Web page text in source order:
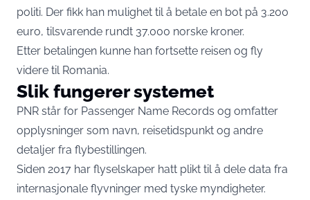
politi. Der fikk han mulighet til å betale en bot på 3.200
euro, tilsvarende rundt 37.000 norske kroner.
Etter betalingen kunne han fortsette reisen og fly
videre til Romania.
Slik fungerer systemet
PNR står for Passenger Name Records og omfatter
opplysninger som navn, reisetidspunkt og andre
detaljer fra flybestillingen.
Siden 2017 har flyselskaper hatt plikt til å dele data fra
internasjonale flyvninger med tyske myndigheter.